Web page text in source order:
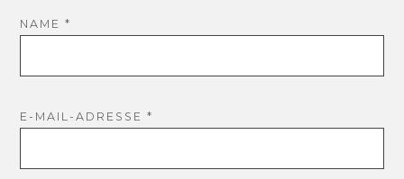
NAME*
E-MAIL-ADRESSE*